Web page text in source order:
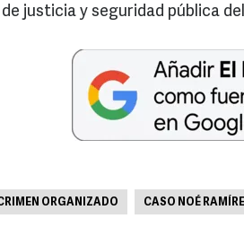
justicia y seguridad pública
ORGANIZADO CASO NOÉ